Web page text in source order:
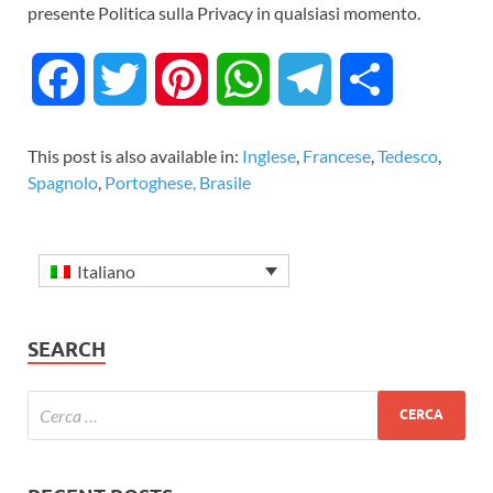
presente Politica sulla Privacy in qualsiasi momento.
c
b
o
o
i
t
r
n
e
e
W
s
p a i
This post is also available in: Inglese Francese Tedesco
Spagnolo Portoghese, Brasile
Italiano
SEARCH